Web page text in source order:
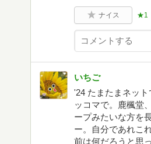
ナイス ★1
いちご
'24 たまたまネッ
ッコマで。鹿楓堂
ープみたいな方を
ー。自分であれこ
前は何だろうと思